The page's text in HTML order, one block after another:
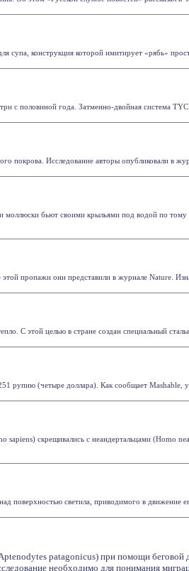
супа, конструкция которой имитирует «рябь»
с половиной года. Затменно-двойная система
покрова. Исследование авторы опубликовали в
бьют своими крыльями под водой по тому
пропажи они представили в журнале Nature.
С этой целью в стране создан специальный
рупию (четыре доллара). Как сообщает Mashable,
скрещивались с неандертальцами (Homo
поверхностью светила, приводимого в движение
patagonicus) при помощи
необходимо для понимания